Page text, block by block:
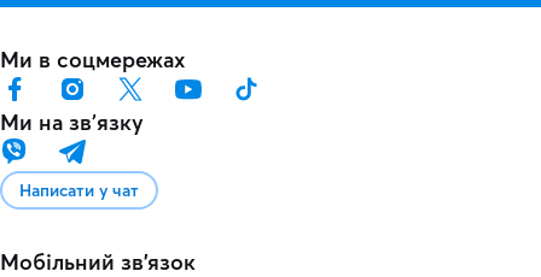
Ми в соцмережах
Ми на звʼязку
Написати у чат
Мобільний зв'язок